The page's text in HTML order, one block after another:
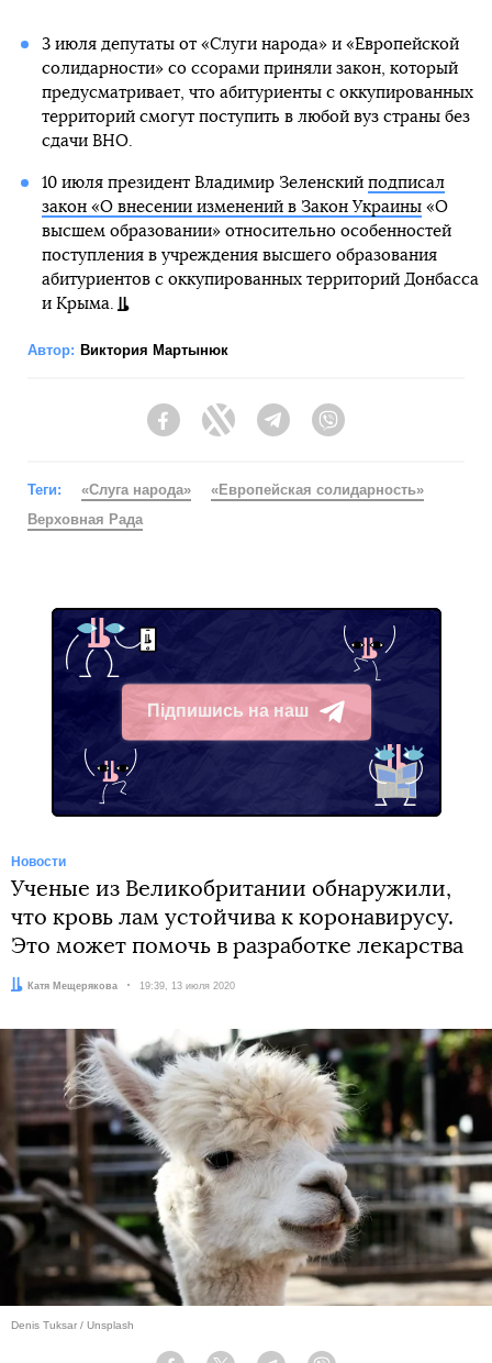
3 июля депутаты от «Слуги народа» и «Европейской
солидарности» со ссорами приняли закон, который
предусматривает, что абитуриенты с оккупированных
территорий смогут поступить в любой вуз страны без
сдачи ВНО.
10 июля президент Владимир Зеленский подписал
закон «О внесении изменений в Закон Украины«О
высшем образовании» относительно особенностей
поступления в учреждения высшего образования
абитуриентов с оккупированных территорий Донбасса
и Крыма.
Автор: Виктория Мартынюк
FacebookTwitter Telegram
Теги: «Слуга народа»
«Европейская солидарность»
Верховная Рада
Підпишись на наш
Telegram
Новости
Ученые из Великобритании обнаружили,
что кровь лам устойчива к коронавирусу.
Это может помочь в разработке лекарства
Автор:Катя Мещерякова Дата:
19:39, 13 июля 2020
Denis Tuksar / Unsplash